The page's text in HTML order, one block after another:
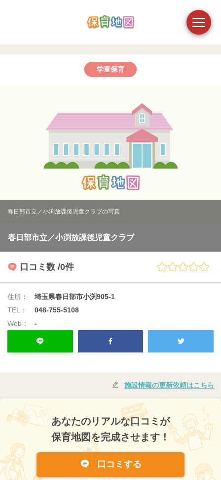
学童保育
春日部市立／小渕放課後児童クラブの写真
春日部市立／小渕放課後児童クラブ
口コミ数 /0件
住所：
埼玉県春日部市小渕905-1
TEL：
048-755-5108
Web：
-
施設情報の更新依頼はこちら
あなたのリアルな口コミが
保育地図を完成させます！
口コミする